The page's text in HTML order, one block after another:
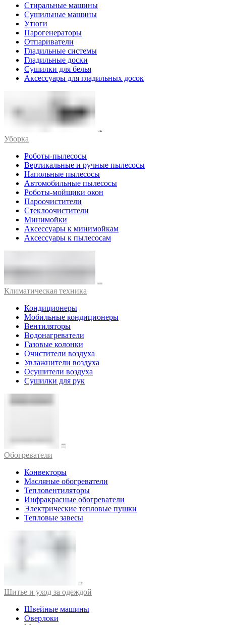
Стиральные машины
Сушильные машины
Утюги
Парогенераторы
Отпариватели
Гладильные системы
Гладильные доски
Сушилки для белья
Аксессуары для гладильных досок
Уборка
Роботы-пылесосы
Вертикальные и ручные пылесосы
Напольные пылесосы
Автомобильные пылесосы
Роботы-мойщики окон
Пароочистители
Стеклоочистители
Минимойки
Аксессуары к минимойкам
Аксессуары к пылесосам
Климатическая техника
Кондиционеры
Мобильные кондиционеры
Вентиляторы
Водонагреватели
Газовые колонки
Очистители воздуха
Увлажнители воздуха
Осушители воздуха
Сушилки для рук
Обогреватели
Конвекторы
Масляные обогреватели
Тепловентиляторы
Инфракрасные обогреватели
Электрические тепловые пушки
Тепловые завесы
Шитье и уход за одеждой
Швейные машины
Оверлоки